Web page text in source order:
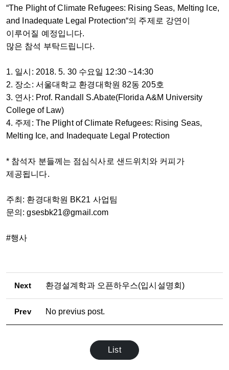
“The Plight of Climate Refugees: Rising Seas, Melting Ice,
and Inadequate Legal Protection“의 주제로 강연이
이루어질 예정입니다.
많은 참석 부탁드립니다.
1. 일시: 2018. 5. 30 수요일 12:30 ~14:30
2. 장소: 서울대학교 환경대학원 82동 205호
3. 연사: Prof. Randall S.Abate(Florida A&M University
College of Law)
4. 주제: The Plight of Climate Refugees: Rising Seas,
Melting Ice, and Inadequate Legal Protection
* 참석자 분들께는 점심식사로 샌드위치와 커피가
제공됩니다.
주최: 환경대학원 BK21 사업팀
문의: gsesbk21@gmail.com
#행사
Next 환경설계학과 오픈하우스(입시설명회)
Prev No previus post.
List